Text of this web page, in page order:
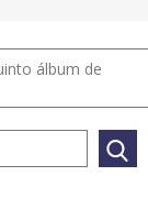
álbum de